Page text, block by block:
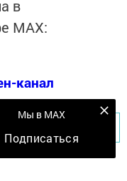
в
MАХ:
канал
Мы в MAX
Подписаться